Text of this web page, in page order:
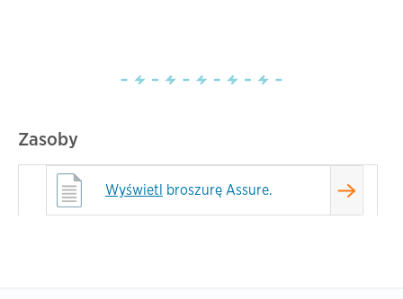
Zasoby
Wyświetl broszurę Assure.